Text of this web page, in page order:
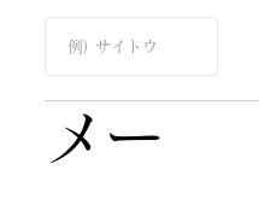
​メー